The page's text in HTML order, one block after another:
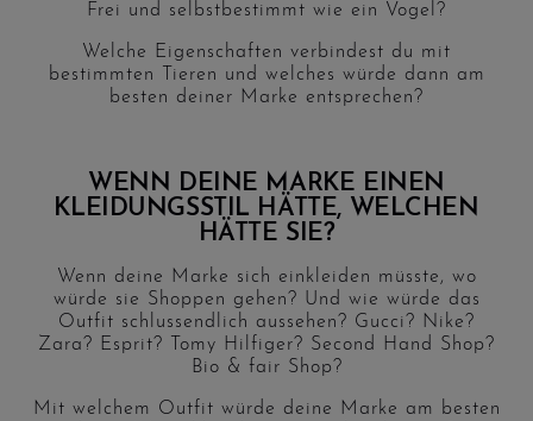
Frei und selbstbestimmt wie ein Vogel?
Welche Eigenschaften verbindest du mit
bestimmten Tieren und welches würde dann am
besten deiner Marke entsprechen?
WENN DEINE MARKE EINEN
KLEIDUNGSSTIL HÄTTE, WELCHEN
HÄTTE SIE?
Wenn deine Marke sich einkleiden müsste, wo
würde sie Shoppen gehen? Und wie würde das
Outfit schlussendlich aussehen? Gucci? Nike?
Zara? Esprit? Tomy Hilfiger? Second Hand Shop?
Bio & fair Shop?
Mit welchem Outfit würde deine Marke am besten